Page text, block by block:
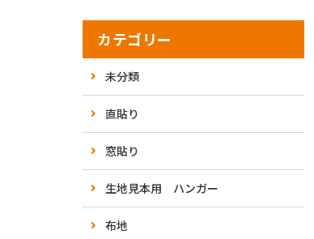
カテゴリー
未分類
直貼り
窓貼り
生地見本用 ハンガー
布地